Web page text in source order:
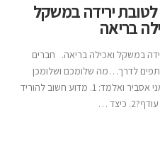
לטובת ירידה במשקל
בריאה
במשקל ואכילה בריאה. חברים
לדרך…מה שלומכם ושלומכן
הבוקר והיום? במאמר הזה אני אסביר ואלמד: 1. מדוע חשוב להוריד
כיצד …